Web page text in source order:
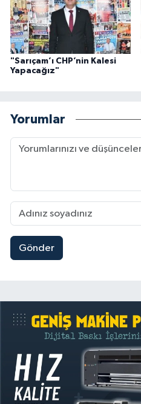
"Sarıçam’ı CHP’nin Kalesi
Yapacağız"
Yorumlar
Gönder